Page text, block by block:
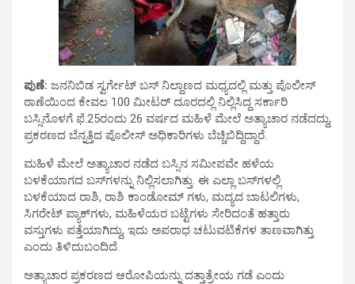
ಪುಣೆ: ಜನನಿಬಿಡ ಸ್ವರ್ಗೇಟ್ ಬಸ್ ನಿಲ್ದಾಣದ ಮಧ್ಯದಲ್ಲಿ ಮತ್ತು ಪೊಲೀಸ್
ಠಾಣೆಯಿಂದ ಕೇವಲ 100 ಮೀಟರ್ ದೂರದಲ್ಲಿ ನಿಲ್ಲಿಸಿದ್ದ ಸರ್ಕಾರಿ
ಬಸ್ಸಿನೊಳಗೆ ಫೆ.25ರಂದು 26 ವರ್ಷದ ಮಹಿಳೆ ಮೇಲೆ ಅತ್ಯಾಚಾರ ನಡೆದದ್ದು,
ಪ್ರಕರಣದ ಬೆನ್ನತ್ತಿದ ಪೊಲೀಸ್ ಅಧಿಕಾರಿಗಳು ಬೆಚ್ಚಿಬಿದ್ದಿದ್ದಾರೆ.
ಮಹಿಳೆ ಮೇಲೆ ಅತ್ಯಾಚಾರ ನಡೆದ ಬಸ್ಸಿನ ಸಮೀಪವೇ ಹಳೆಯ
ಬಳಕೆಯಾಗದ ಬಸ್‌ಗಳನ್ನು ನಿಲ್ಲಿಸಲಾಗಿತ್ತು. ಈ ಎಲ್ಲಾ ಬಸ್‌ಗಳಲ್ಲಿ
ಬಳಕೆಯಾದ ರಾಶಿ, ರಾಶಿ ಕಾಂಡೋಮ್ ಗಳು, ಮದ್ಯದ ಬಾಟಲಿಗಳು,
ಸಿಗರೇಟ್ ಪ್ಯಾಕ್‌ಗಳು, ಮಹಿಳೆಯರ ಬಟ್ಟೆಗಳು ಸೇರಿದಂತೆ ಹತ್ತಾರು
ವಸ್ತುಗಳು ಪತ್ತೆಯಾಗಿದ್ದು, ಇದು ಅಪರಾಧ ಚಟುವಟಿಕೆಗಳ ತಾಣವಾಗಿತ್ತು
ಎಂದು ತಿಳಿದುಬಂದಿದೆ.
ಅತ್ಯಾಚಾರ ಪ್ರಕರಣದ ಆರೋಪಿಯನ್ನು ದತ್ತಾತ್ರೇಯ ಗಡೆ ಎಂದು